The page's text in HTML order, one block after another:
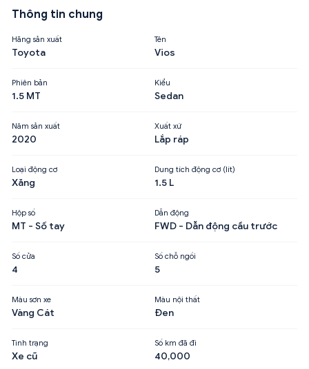
Thông tin chung
Hãng sản xuất
Toyota
Tên
Vios
Phiên bản
1.5 MT
Kiểu
Sedan
Năm sản xuất
2020
Xuất xứ
Lắp ráp
Loại động cơ
Xăng
Dung tích động cơ (lít)
1.5 L
Hộp số
MT - Số tay
Dẫn động
FWD - Dẫn động cầu trước
Số cửa
4
Số chỗ ngồi
5
Màu sơn xe
Vàng Cát
Màu nội thất
Đen
Tình trạng
Xe cũ
Số km đã đi
40,000